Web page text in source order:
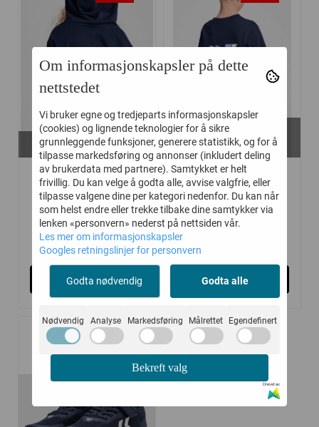
På lager i
134/140, 146/152
HUMMEL GENSER
GRAPHIC HOODIE ...
450,- 293,-
Kjøp
På lager i
134/140, 146/152, 110/116,
122/128
HUMMEL T-SKJORTE
GRAPHIC ...
Kjøp
Om informasjonskapsler på dette
nettstedet
Vi bruker egne og tredjeparts informasjonskapsler
(cookies) og lignende teknologier for å sikre
grunnleggende funksjoner, generere statistikk, og for å
tilpasse markedsføring og annonser (inkludert deling
av brukerdata med partnere). Samtykket er helt
frivillig. Du kan velge å godta alle, avvise valgfrie, eller
tilpasse valgene dine per kategori nedenfor. Du kan når
som helst endre eller trekke tilbake dine samtykker via
lenken «personvern» nederst på nettsiden vår.
Les mer om informasjonskapsler
Googles retningslinjer for personvern
Godta nødvendig Godta alle
Nødvendig Analyse Markedsføring Målrettet Egendefinert
Bekreft valg
Drevet av